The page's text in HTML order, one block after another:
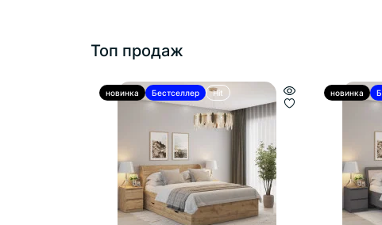
Топ продаж
новинка Бестселлер Hit новинка